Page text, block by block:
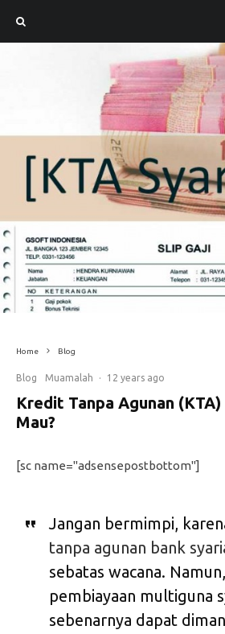
Home Blog
Blog Muamalah · 12 years ago
Kredit Tanpa Agunan (KTA)
Mau?
[sc name="adsensepostbottom"]
Jangan bermimpi,
tanpa agunan bank
sebatas wacana.
pembiayaan multiguna
sebenarnya dapat